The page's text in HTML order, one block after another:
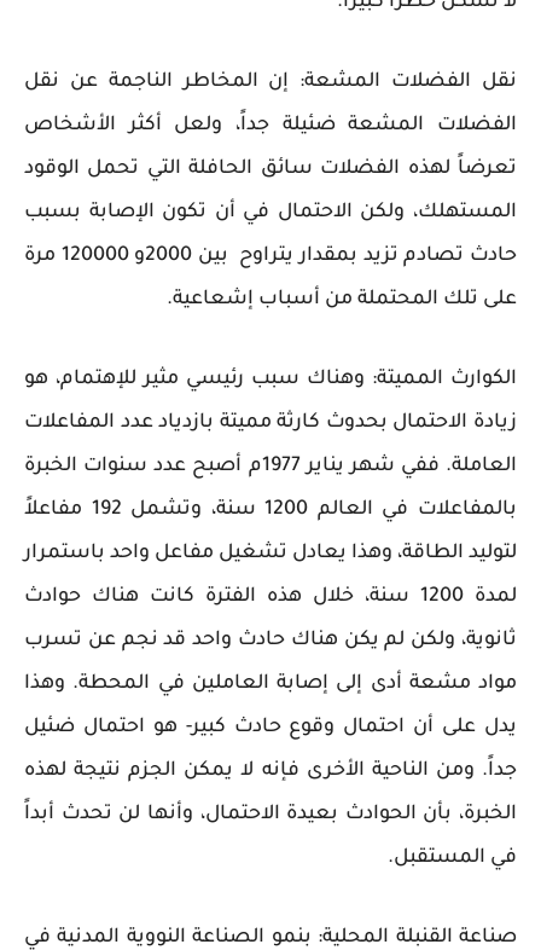
نقل الفضلات المشعة: إن المخاطر الناجمة عن نقل
الفضلات المشعة ضئيلة جداً، ولعل أكثر الأشخاص
تعرضاً لهذه الفضلات سائق الحافلة التي تحمل الوقود
المستهلك، ولكن الاحتمال في أن تكون الإصابة بسبب
حادث تصادم تزيد بمقدار يتراوح بين 2000و 120000 مرة
على تلك المحتملة من أسباب إشعاعية.
الكوارث المميتة: وهناك سبب رئيسي مثير للإهتمام، هو
زيادة الاحتمال بحدوث كارثة مميتة بازدياد عدد المفاعلات
العاملة. ففي شهر يناير 1977م أصبح عدد سنوات الخبرة
بالمفاعلات في العالم 1200 سنة، وتشمل 192 مفاعلاً
لتوليد الطاقة، وهذا يعادل تشغيل مفاعل واحد باستمرار
لمدة 1200 سنة، خلال هذه الفترة كانت هناك حوادث
ثانوية، ولكن لم يكن هناك حادث واحد قد نجم عن تسرب
مواد مشعة أدى إلى إصابة العاملين في المحطة. وهذا
يدل على أن احتمال وقوع حادث كبير- هو احتمال ضئيل
جداً. ومن الناحية الأخرى فإنه لا يمكن الجزم نتيجة لهذه
الخبرة، بأن الحوادث بعيدة الاحتمال، وأنها لن تحدث أبداً
في المستقبل.
صناعة القنبلة المحلية: بنمو الصناعة النووية المدنية في